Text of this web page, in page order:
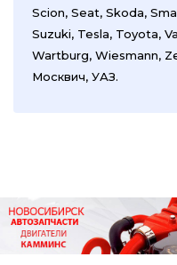
Scion, Seat, Skoda,
Suzuki, Tesla, Toyota,
Wartburg, Wiesmann,
Москвич, УАЗ.